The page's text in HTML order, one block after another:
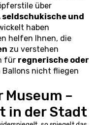
📚 Lernen, wie sich die Töpferstile über
und
haben
🧑‍🏫 Geführte Erklärungen helfen Ihnen, die
zu verstehen
für regnerische oder
Ballons nicht fliegen
Museum –
in der Stadt